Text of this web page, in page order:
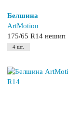
Белшина
ArtMotion
175/65 R14 нешип
4 шт.